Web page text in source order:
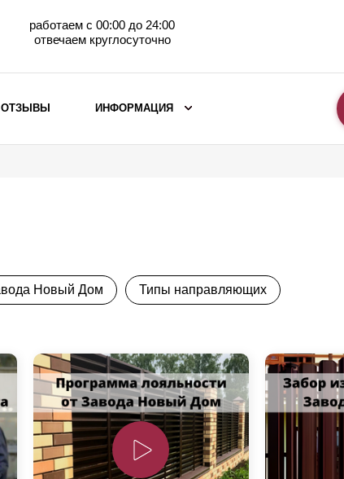
работаем с 00:00 до 24:00
отвечаем круглосуточно
с кирпичными столбами
заборы
ХАРАКТЕРИСТИКАМ
заборы
заборы
ВОРОТА И
Ворота складные
Каркасы ворот
Калитки
Входные группы
ОТЗЫВЫ ИНФОРМАЦИЯ
Новый Дом Типы направляющих